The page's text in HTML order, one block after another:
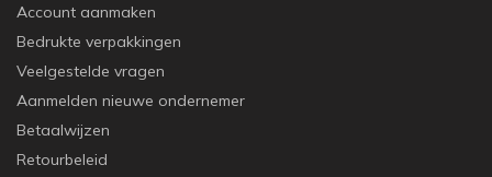
Account aanmaken
Bedrukte verpakkingen
Veelgestelde vragen
Aanmelden nieuwe ondernemer
Betaalwijzen
Retourbeleid